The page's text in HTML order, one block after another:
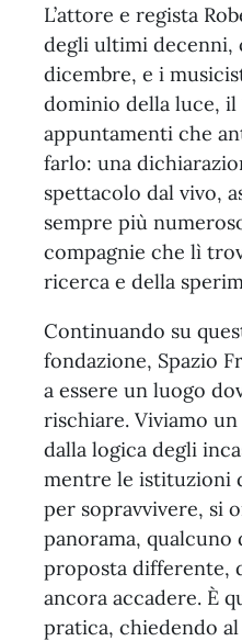
L’attore e regista
degli ultimi decenni,
dicembre, e i
dominio della luce,
appuntamenti che
farlo: una
spettacolo dal vivo,
sempre più
compagnie che lì
ricerca e della
Continuando su
fondazione, Spazio
a essere un luogo
rischiare. Viviamo
dalla logica degli
mentre le istituzioni
per sopravvivere, si
panorama,
proposta differente,
ancora accadere. È
pratica, chiedendo